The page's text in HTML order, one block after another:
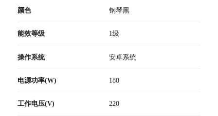
颜色 钢琴黑
能效等级 1级
操作系统 安卓系统
电源功率(W) 180
工作电压(V) 220